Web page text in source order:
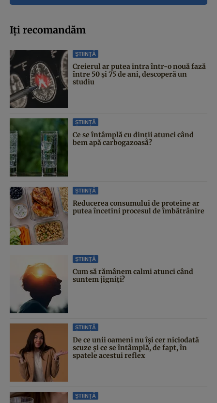
Iți recomandăm
ȘTIINȚĂ
Creierul ar putea intra într-o nouă fază
între 50 și 75 de ani, descoperă un
studiu
ȘTIINȚĂ
Ce se întâmplă cu dinții atunci când
bem apă carbogazoasă?
ȘTIINȚĂ
Reducerea consumului de proteine ar
putea încetini procesul de îmbătrânire
ȘTIINȚĂ
Cum să rămânem calmi atunci când
suntem jigniți?
ȘTIINȚĂ
De ce unii oameni nu își cer niciodată
scuze și ce se întâmplă, de fapt, în
spatele acestui reflex
ȘTIINȚĂ